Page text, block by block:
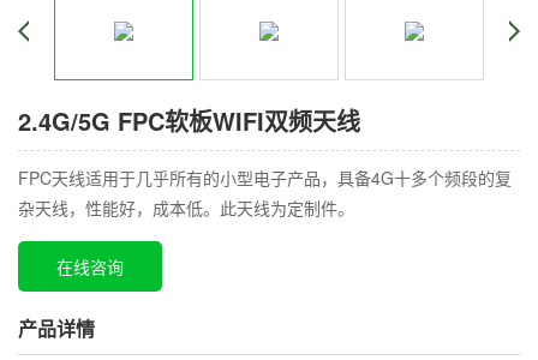
2.4G/5G FPC软板WIFI双频天线
FPC天线适用于几乎所有的小型电子产品，具备4G十多个频段的复
杂天线，性能好，成本低。此天线为定制件。
在线咨询
产品详情